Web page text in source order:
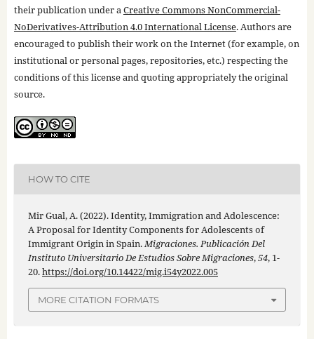
their publication under a Creative Commons NonCommercial-
NoDerivatives-Attribution 4.0 International License. Authors are
encouraged to publish their work on the Internet (for example, on
institutional or personal pages, repositories, etc.) respecting the
conditions of this license and quoting appropriately the original
source.
HOW TO CITE
Mir Gual, A. (2022). Identity, Immigration and Adolescence:
A Proposal for Identity Components for Adolescents of
Immigrant Origin in Spain. Migraciones. Publicación Del
Instituto Universitario De Estudios Sobre Migraciones,54, 1-
20.https://doi.org/10.14422/mig.i54y2022.005
MORE CITATION FORMATS